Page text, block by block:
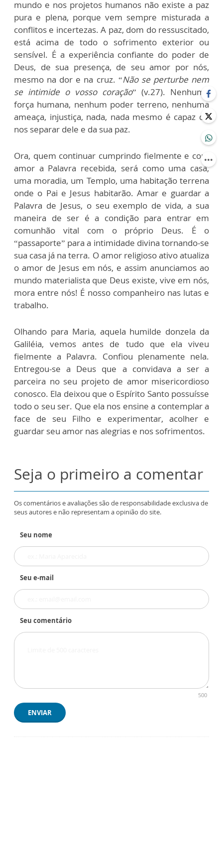
mundo e nos projetos humanos não existe a paz
pura e plena, porque vem sempre misturada a
conflitos e incertezas. A paz, dom do ressuscitado,
está acima de todo o sofrimento exterior ou
sensível. É a experiência confiante do poder de
Deus, de sua presença, de seu amor por nós,
mesmo na dor e na cruz. “Não se perturbe nem
se intimide o vosso coração” (v.27). Nenhuma
força humana, nenhum poder terreno, nenhuma
ameaça, injustiça, nada, nada mesmo é capaz de
nos separar dele e da sua paz.
Ora, quem continuar cumprindo fielmente e com
amor a Palavra recebida, será como uma casa,
uma moradia, um Templo, uma habitação terrena
onde o Pai e Jesus habitarão. Amar e guardar a
Palavra de Jesus, o seu exemplo de vida, a sua
maneira de ser é a condição para entrar em
comunhão vital com o próprio Deus. É o
“passaporte” para a intimidade divina tornando-se
sua casa já na terra. O amor religioso ativo atualiza
o amor de Jesus em nós, e assim anunciamos ao
mundo materialista que Deus existe, vive em nós,
mora entre nós! É nosso companheiro nas lutas e
trabalho.
Olhando para Maria, aquela humilde donzela da
Galiléia, vemos antes de tudo que ela viveu
fielmente a Palavra. Confiou plenamente nela.
Entregou-se a Deus que a convidava a ser a
parceira no seu projeto de amor misericordioso
conosco. Ela deixou que o Espírito Santo possuísse
todo o seu ser. Que ela nos ensine a contemplar a
face de seu Filho e experimentar, acolher e
guardar seu amor nas alegrias e nos sofrimentos.
Seja o primeiro a comentar
Os comentários e avaliações são de responsabilidade exclusiva de
seus autores e não representam a opinião do site.
Seu nome
Seu e-mail
Seu comentário
500
ENVIAR